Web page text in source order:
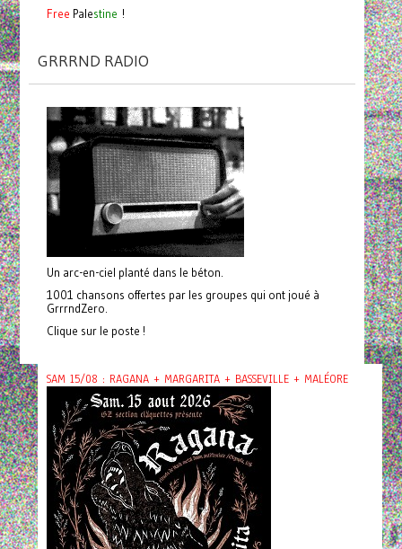
Free Palestine !
GRRRND RADIO
Un arc-en-ciel planté dans le béton.
1001 chansons offertes par les groupes qui ont joué à
GrrrndZero.
Clique sur le poste !
SAM 15/08 : RAGANA + MARGARITA + BASSEVILLE + MALÉORE